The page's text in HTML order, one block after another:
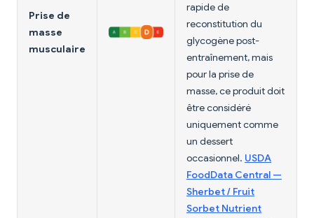
Prise de
masse
musculaire
rapide de
reconstitution du
glycogène post-
entraînement, mais
pour la prise de
masse, ce produit doit
être considéré
uniquement comme
un dessert
occasionnel. USDA
FoodData Central —
Sherbet / Fruit
Sorbet Nutrient